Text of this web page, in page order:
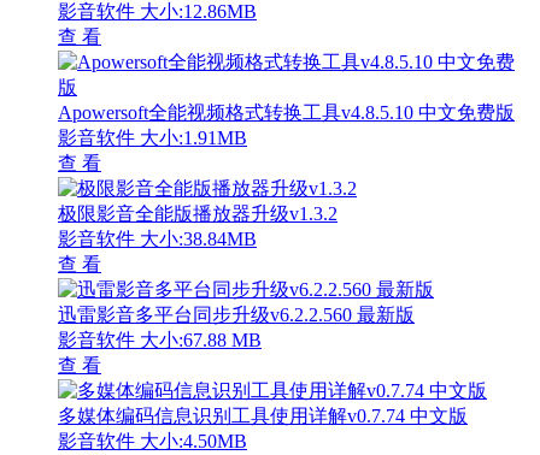
影音软件 大小:12.86MB
查 看
Apowersoft全能视频格式转换工具v4.8.5.10 中文免费版
影音软件 大小:1.91MB
查 看
极限影音全能版播放器升级v1.3.2
影音软件 大小:38.84MB
查 看
迅雷影音多平台同步升级v6.2.2.560 最新版
影音软件 大小:67.88 MB
查 看
多媒体编码信息识别工具使用详解v0.7.74 中文版
影音软件 大小:4.50MB